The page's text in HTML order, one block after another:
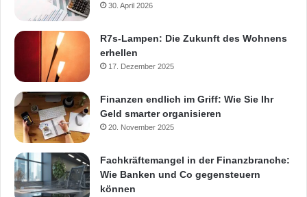
30. April 2026
R7s-Lampen: Die Zukunft des Wohnens
erhellen
17. Dezember 2025
Finanzen endlich im Griff: Wie Sie Ihr
Geld smarter organisieren
20. November 2025
Fachkräftemangel in der Finanzbranche:
Wie Banken und Co gegensteuern
können